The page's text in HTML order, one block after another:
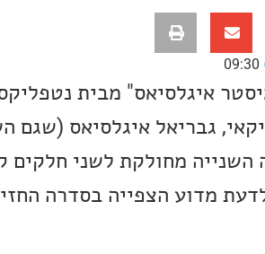
09:30
גבריאל איגלסיאס
השנייה מחולקת לשני חלקים